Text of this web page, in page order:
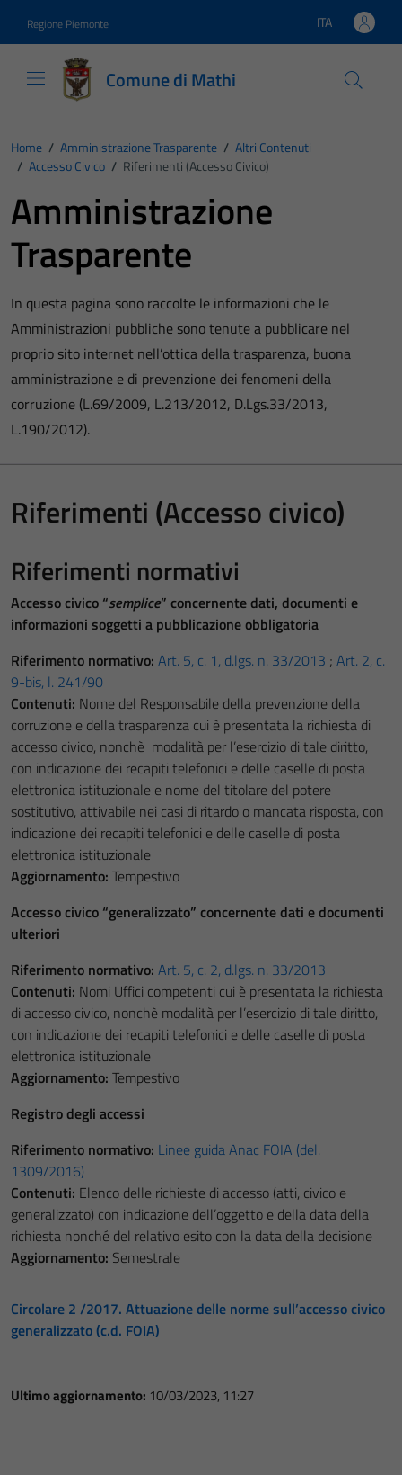
Regione Piemonte Lingua attiva:
ITA
Comune di Mathi
Home / Amministrazione Trasparente / Altri Contenuti
/ Accesso Civico / Riferimenti (Accesso Civico)
Amministrazione
Trasparente
In questa pagina sono raccolte le informazioni che le
Amministrazioni pubbliche sono tenute a pubblicare nel
proprio sito internet nell’ottica della trasparenza, buona
amministrazione e di prevenzione dei fenomeni della
corruzione (L.69/2009, L.213/2012, D.Lgs.33/2013,
L.190/2012).
Riferimenti (Accesso civico)
Riferimenti normativi
Accesso civico “semplice” concernente dati, documenti e
informazioni soggetti a pubblicazione obbligatoria
Riferimento normativo: Art. 5, c. 1, d.lgs. n. 33/2013 ; Art. 2, c.
9-bis, l. 241/90
Contenuti: Nome del Responsabile della prevenzione della
corruzione e della trasparenza cui è presentata la richiesta di
accesso civico, nonchè modalità per l’esercizio di tale diritto,
con indicazione dei recapiti telefonici e delle caselle di posta
elettronica istituzionale e nome del titolare del potere
sostitutivo, attivabile nei casi di ritardo o mancata risposta, con
indicazione dei recapiti telefonici e delle caselle di posta
elettronica istituzionale
Aggiornamento: Tempestivo
Accesso civico “generalizzato” concernente dati e documenti
ulteriori
Riferimento normativo: Art. 5, c. 2, d.lgs. n. 33/2013
Contenuti: Nomi Uffici competenti cui è presentata la richiesta
di accesso civico, nonchè modalità per l’esercizio di tale diritto,
con indicazione dei recapiti telefonici e delle caselle di posta
elettronica istituzionale
Aggiornamento: Tempestivo
Registro degli accessi
Riferimento normativo: Linee guida Anac FOIA (del.
1309/2016)
Contenuti: Elenco delle richieste di accesso (atti, civico e
generalizzato) con indicazione dell’oggetto e della data della
richiesta nonché del relativo esito con la data della decisione
Aggiornamento: Semestrale
Circolare 2 /2017. Attuazione delle norme sull’accesso civico
generalizzato (c.d. FOIA)
Ultimo aggiornamento: 10/03/2023, 11:27